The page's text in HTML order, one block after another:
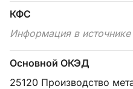
КФС
Информация в источнике
Основной ОКЭД
25120 Производство